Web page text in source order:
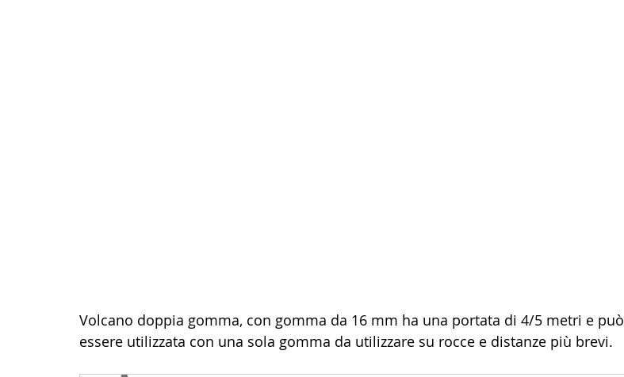
Volcano doppia gomma, con gomma da 16 mm ha una portata di 4/5 metri e può
essere utilizzata con una sola gomma da utilizzare su rocce e distanze più brevi.